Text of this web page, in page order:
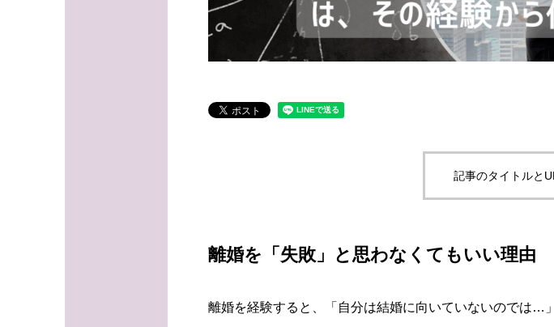
記事のタイトルと
離婚を「失敗」と思わなくてもいい理由
離婚を経験すると、「自分は結婚に向いていないのでは…